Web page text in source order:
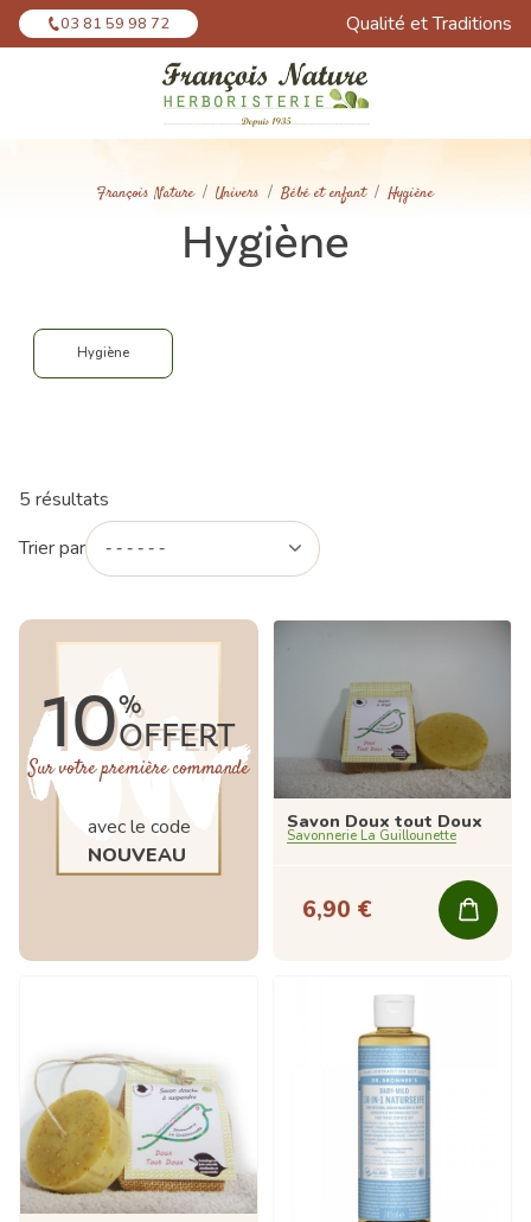
03 81 59 98 72 Qualité et Traditions
François Nature Univers Bébé et enfant Hygiène
Hygiène
Hygiène
5 résultats
Trier par
10%
OFFERT
Sur votre première commande
avec le code
NOUVEAU
Savon Doux tout Doux
Savonnerie La Guillounette
6,90 €
Panneau de gestion des cookies